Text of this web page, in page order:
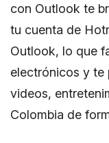
con Outlook te
tu cuenta de
Outlook, lo que
electrónicos y te
videos,
Colombia de